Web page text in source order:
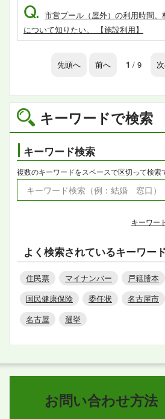
キーワードで検索
キーワード検索
複数のキーワードをスペースで区切って検索
キーワー
よく検索されているキーワー
住民票 マイナンバー 戸籍謄本
国民健康保険
委任状 名古屋市
名古屋
選挙
Q. 市営プール（屋外）の利用時間、
について知りたい。 【施設利用】
先頭へ 前へ 1 / 9
お問い合わせ方法